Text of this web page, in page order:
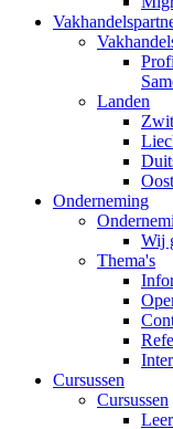
Landen
Onderneming
Wij
Thema's
Cursussen
Cursussen